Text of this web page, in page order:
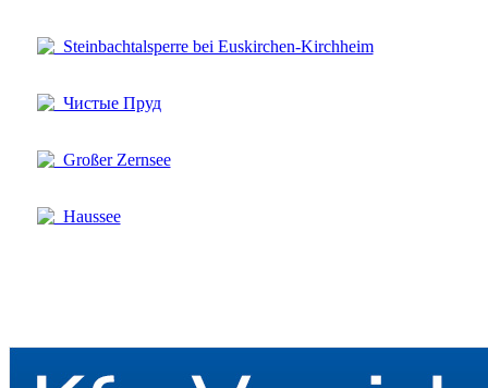
Steinbachtalsperre bei Euskirchen-Kirchheim
Чистые Пруд
Großer Zernsee
Haussee